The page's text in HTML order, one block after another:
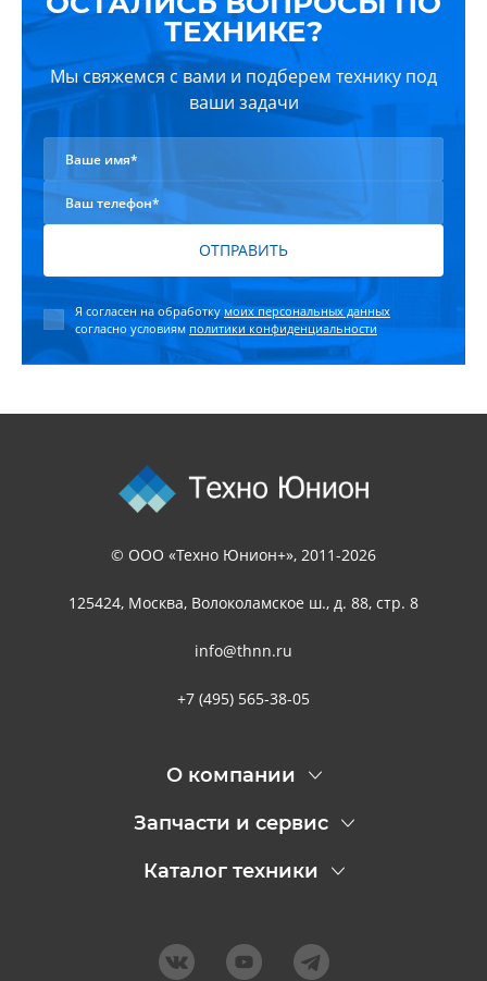
ТЕХНИКЕ?
Мы свяжемся с вами и подберем технику под
ваши задачи
Ваше имя*
Ваш телефон*
ОТПРАВИТЬ
Я согласен на обработку моих персональных данных
согласно условиям политики конфиденциальности
© ООО «Техно Юнион+», 2011-2026
125424, Москва, Волоколамское ш., д. 88, стр. 8
info@thnn.ru
+7 (495) 565-38-05
О компании
Запчасти и сервис
Каталог техники